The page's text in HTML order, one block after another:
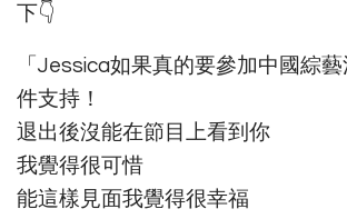
下👇
「Jessica如果真的要參加中國綜
件支持！
退出後沒能在節目上看到你
我覺得很可惜
能這樣見面我覺得很幸福